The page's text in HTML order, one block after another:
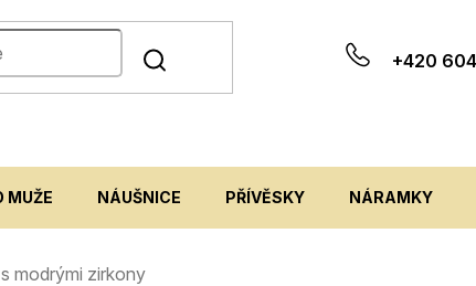
+420
MUŽE NÁUŠNICE PŘÍVĚSKY NÁRAMKY
modrými zirkony